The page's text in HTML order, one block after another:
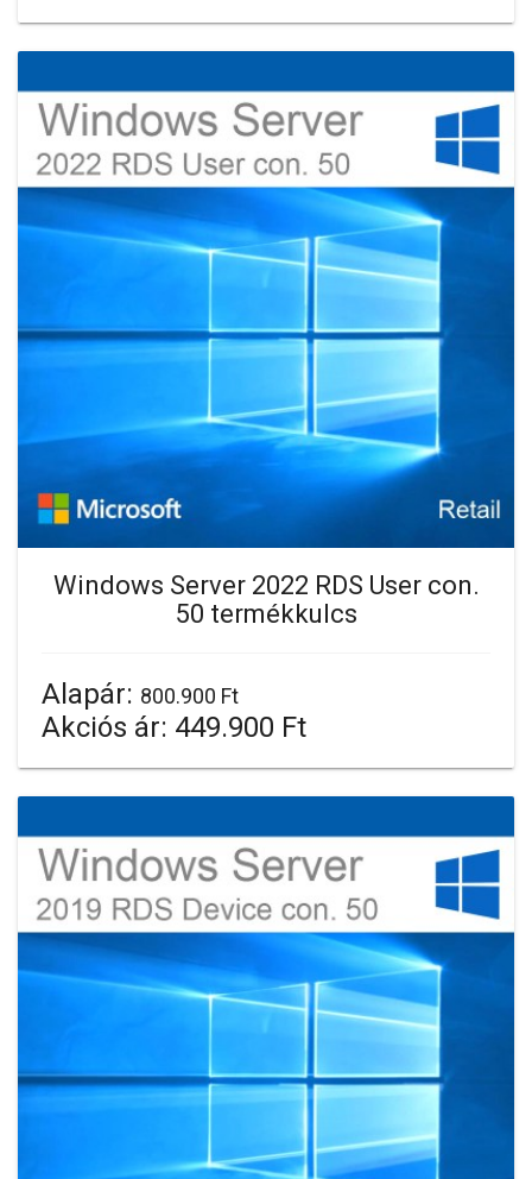
Windows Server 2022 RDS User con.
50 termékkulcs
Alapár: 800.900 Ft
Akciós ár: 449.900 Ft